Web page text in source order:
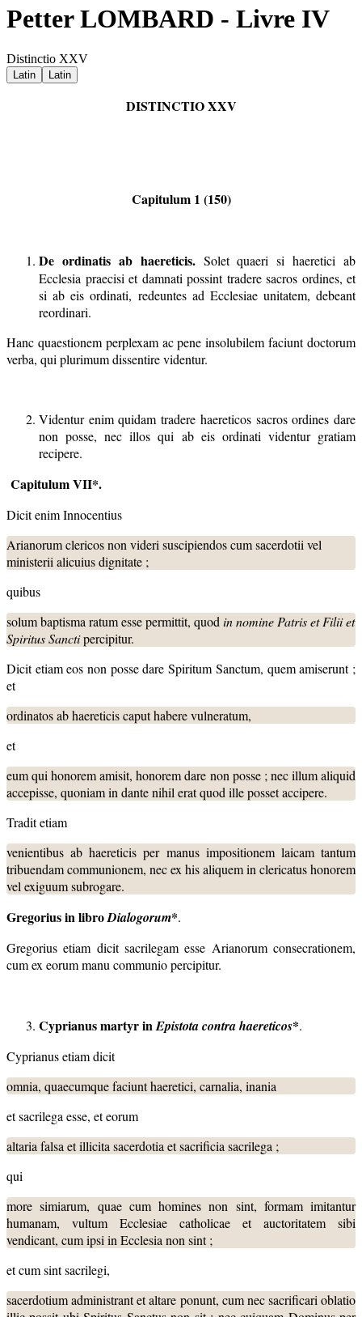
Petter LOMBARD - Livre IV
Distinctio XXV
Latin Latin
DISTINCTIO XXV
Capitulum 1 (150)
De ordinatis ab haereticis. Solet quaeri si haeretici ab
Ecclesia praecisi et damnati possint tradere sacros ordines, et
si ab eis ordinati, redeuntes ad Ecclesiae unitatem, debeant
reordinari.
Hanc quaestionem perplexam ac pene insolubilem faciunt doctorum
verba, qui plurimum dissentire videntur.
Videntur enim quidam tradere haereticos sacros ordines dare
non posse, nec illos qui ab eis ordinati videntur gratiam
recipere.
Capitulum VII*.
Dicit enim Innocentius
Arianorum clericos non videri suscipiendos cum sacerdotii vel
ministerii alicuius dignitate ;
quibus
solum baptisma ratum esse permittit, quod in nomine Patris et Filii et
Spiritus Sanctipercipitur.
Dicit etiam eos non posse dare Spiritum Sanctum, quem amiserunt ;
et
ordinatos ab haereticis caput habere vulneratum,
et
eum qui honorem amisit, honorem dare non posse ; nec illum aliquid
accepisse, quoniam in dante nihil erat quod ille posset accipere.
Tradit etiam
venientibus ab haereticis per manus impositionem laicam tantum
tribuendam communionem, nec ex his aliquem in clericatus honorem
vel exiguum subrogare.
Gregorius in libroDialogorum*.
Gregorius etiam dicit sacrilegam esse Arianorum consecrationem,
cum ex eorum manu communio percipitur.
Cyprianus martyr inEpistota contra haereticos*.
Cyprianus etiam dicit
omnia, quaecumque faciunt haeretici, carnalia, inania
et sacrilega esse, et eorum
altaria falsa et illicita sacerdotia et sacrificia sacrilega ;
qui
more simiarum, quae cum homines non sint, formam imitantur
humanam, vultum Ecclesiae catholicae et auctoritatem sibi
vendicant, cum ipsi in Ecclesia non sint ;
et cum sint sacrilegi,
sacerdotium administrant et altare ponunt, cum nec sacrificari oblatio